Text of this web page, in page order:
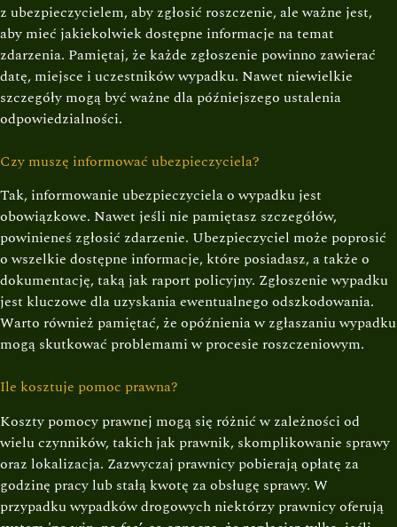
z ubezpieczycielem, aby zgłosić roszczenie, ale ważne jest,
aby mieć jakiekolwiek dostępne informacje na temat
zdarzenia. Pamiętaj, że każde zgłoszenie powinno zawierać
datę, miejsce i uczestników wypadku. Nawet niewielkie
szczegóły mogą być ważne dla późniejszego ustalenia
odpowiedzialności.
Czy muszę informować ubezpieczyciela?
Tak, informowanie ubezpieczyciela o wypadku jest
obowiązkowe. Nawet jeśli nie pamiętasz szczegółów,
powinieneś zgłosić zdarzenie. Ubezpieczyciel może poprosić
o wszelkie dostępne informacje, które posiadasz, a także o
dokumentację, taką jak raport policyjny. Zgłoszenie wypadku
jest kluczowe dla uzyskania ewentualnego odszkodowania.
Warto również pamiętać, że opóźnienia w zgłaszaniu wypadku
mogą skutkować problemami w procesie roszczeniowym.
Ile kosztuje pomoc prawna?
Koszty pomocy prawnej mogą się różnić w zależności od
wielu czynników, takich jak prawnik, skomplikowanie sprawy
oraz lokalizacja. Zazwyczaj prawnicy pobierają opłatę za
godzinę pracy lub stałą kwotę za obsługę sprawy. W
przypadku wypadków drogowych niektórzy prawnicy oferują